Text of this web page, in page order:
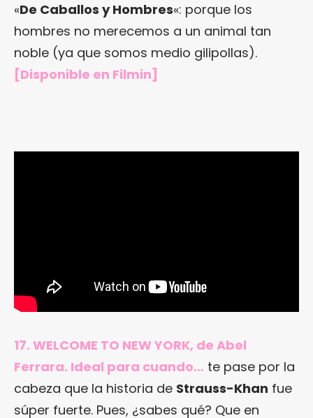
«De Caballos y Hombres«: porque los
hombres no merecemos a un animal tan
noble (ya que somos medio gilipollas).
[Disponible en Filmin]
17. WELCOME TO NEW YORK, de Abel
Ferrara. Ideal para cuando… te pase por la
cabeza que la historia de Strauss-Khan fue
súper fuerte. Pues, ¿sabes qué? Que en